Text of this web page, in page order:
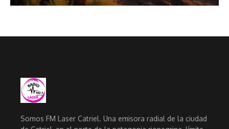
Somos FM Laser Catriel. Una emisora radial de la ciudad